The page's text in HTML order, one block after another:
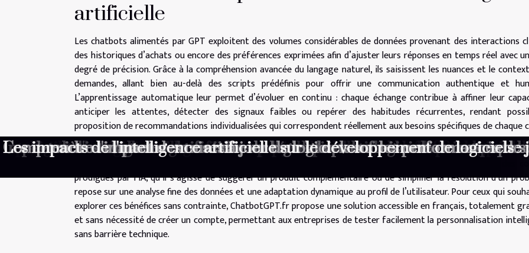
artificielle
Les chatbots alimentés par GPT exploitent des volumes considérables de données provenant des interactions
des historiques d’achats ou encore des préférences exprimées afin d’ajuster leurs réponses en temps réel avec
degré de précision. Grâce à la compréhension avancée du langage naturel, ils saisissent les nuances et le
demandes, allant bien au-delà des scripts prédéfinis pour offrir une communication authentique et
L’apprentissage automatique leur permet d’évoluer en continu : chaque échange contribue à affiner leur
anticiper les attentes, détecter des signaux faibles ou repérer des habitudes récurrentes, rendant
proposition de recommandations individualisées qui correspondent réellement aux besoins spécifiques de chaque
Cette approche personnalisée transforme l’interaction en une expérience fluide et sur mesure, où le client
prodigués par l’IA, qu’il s’agisse de suggérer un produit complémentaire ou de simplifier la résolution d’un
repose sur une analyse fine des données et une adaptation dynamique au profil de l’utilisateur. Pour ceux qui
explorer ces bénéfices sans contrainte, ChatbotGPT.fr propose une solution accessible en français, totalement
et sans nécessité de créer un compte, permettant aux entreprises de tester facilement la personnalisation
sans barrière technique.
Exploration des avantages des chatbots pour l'efficacité opérationnelle
Guide des tarifs : Choisir le bon plan pour vos besoins en marketing digital
Logiciels de montage vidéo pour débutants les options les plus
Logiciels de retouche photo gratuits et sous-estimés pour créateurs
Optimisez votre productivité avec une interface gratuite d'assistance par
Intégration de l'intelligence artificielle dans les PME comment les
Optimisation des performances sous Windows 10
Les meilleurs logiciels de gestion de projet open source en 2023
Intelligence artificielle accessible comprendre les logiciels IA pour les
Comment choisir le meilleur format pour votre album de souvenirs
Impact des nouvelles réglementations sur la protection des données pour
Impact de l'intelligence artificielle sur l'évolution des logiciels de retouche
Les dernières avancées en matière de logiciels pour fraiseuses numériques
Comprendre l'impact des mises à jour de logiciels sur les performances de
Les impacts de l'intelligence artificielle sur le développement de logiciels